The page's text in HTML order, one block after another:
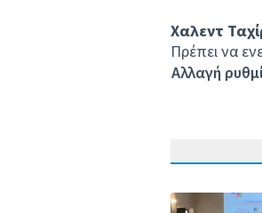
Χαλεντ
Πρέπει να
Αλλαγή